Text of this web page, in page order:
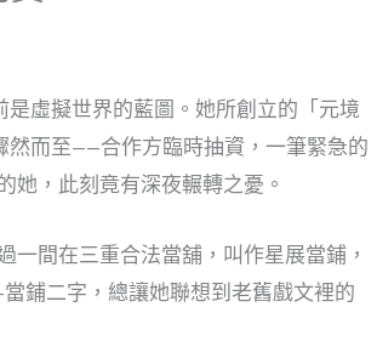
虛擬世界的藍圖。她所創立的「元境
然而至——合作方臨時抽資，一筆緊急的
她，此刻竟有深夜輾轉之憂。
一間在三重合法當舖，叫作星展當鋪，
鋪二字，總讓她聯想到老舊戲文裡的